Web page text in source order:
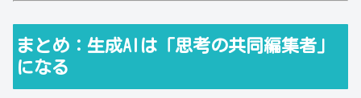
まとめ：生成AIは「思考の共同編集者」
になる